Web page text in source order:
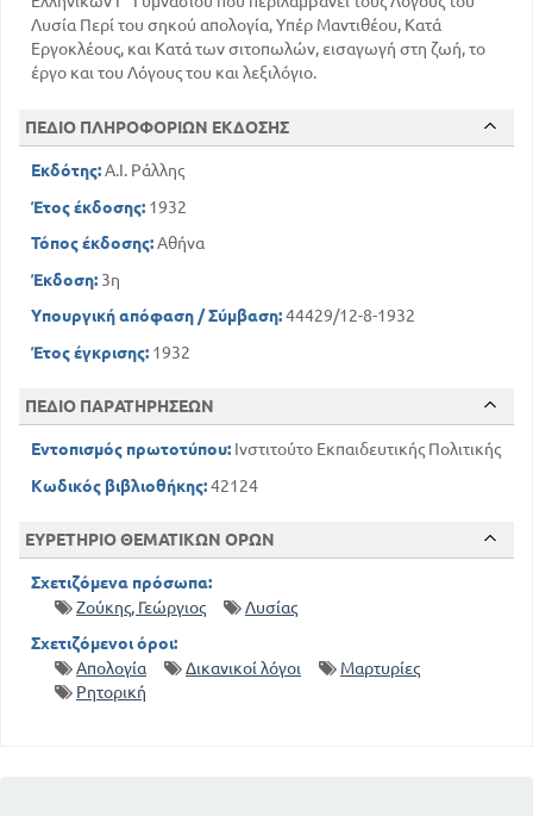
Λυσία Περί του σηκού απολογία, Υπέρ Μαντιθέου, Κατά
Εργοκλέους, και Κατά των σιτοπωλών, εισαγωγή στη ζωή, το
έργο και του Λόγους του και λεξιλόγιο.
ΠΕΔΙΟ ΠΛΗΡΟΦΟΡΙΩΝ ΕΚΔΟΣΗΣ
Εκδότης:Α.Ι. Ράλλης
Έτος έκδοσης: 1932
Τόπος έκδοσης:Αθήνα
Έκδοση: 3η
Υπουργική απόφαση / Σύμβαση:44429/12-8-1932
Έτος έγκρισης: 1932
ΠΕΔΙΟ ΠΑΡΑΤΗΡΗΣΕΩΝ
Εντοπισμός πρωτοτύπου: Ινστιτούτο Εκπαιδευτικής Πολιτικής
Κωδικός βιβλιοθήκης:42124
ΕΥΡΕΤΗΡΙΟ ΘΕΜΑΤΙΚΩΝ ΟΡΩΝ
Σχετιζόμενα πρόσωπα:
Ζούκης, Γεώργιος
Λυσίας
Σχετιζόμενοι όροι:
Απολογία
Δικανικοί λόγοι
Μαρτυρίες
Ρητορική